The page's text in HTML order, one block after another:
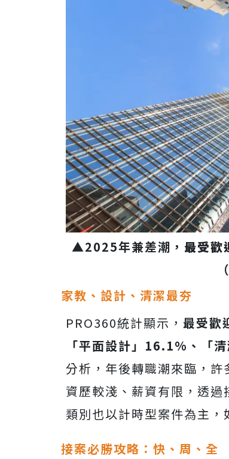
▲2025年兼差潮， 最受歡
家教、設計、清潔最夯
PRO360統計顯示， 最受歡
「平面設計」16.1%、「
分析，年後轉職潮來臨，
資歷較淺、薪資有限，透
類別也以計時型案件為主，
接案必勝攻略：快、周、全